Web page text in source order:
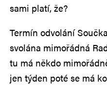
sami platí, že?
Termín odvolání
svolána mimořádná
tu má někdo
jen týden poté se má